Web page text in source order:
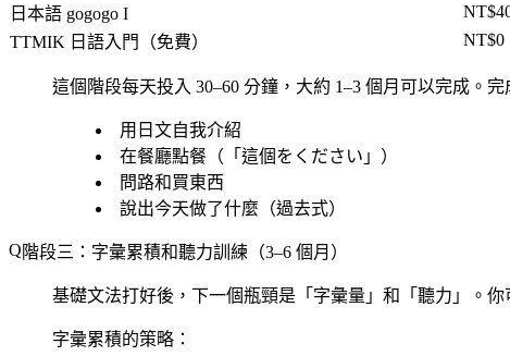
日本語 gogogo I
TTMIK 日語入門（免費）
NT$0
這個階段每天投入 30–60 分鐘，大約 1–3 個月可以完成。完
用日文自我介紹
在餐廳點餐（「這個をください」）
問路和買東西
說出今天做了什麼（過去式）
階段三：字彙累積和聽力訓練（3–6 個月）
基礎文法打好後，下一個瓶頸是「字彙量」和「聽力」。
字彙累積的策略：